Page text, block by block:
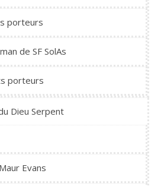
porteurs
de SF SolAs
porteurs
Dieu Serpent
Evans